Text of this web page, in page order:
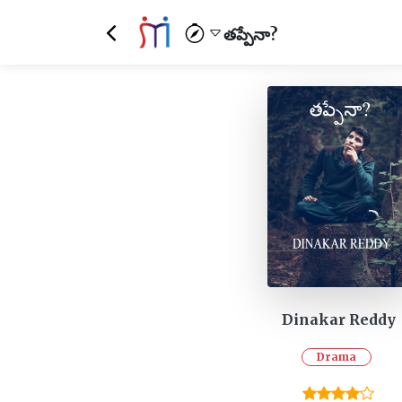
తప్పేనా?
Dinakar Reddy
Drama